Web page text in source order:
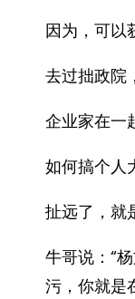
因为，可以
去过拙政院
企业家在一
如何搞个人
扯远了，就
牛哥说：“
污，你就是